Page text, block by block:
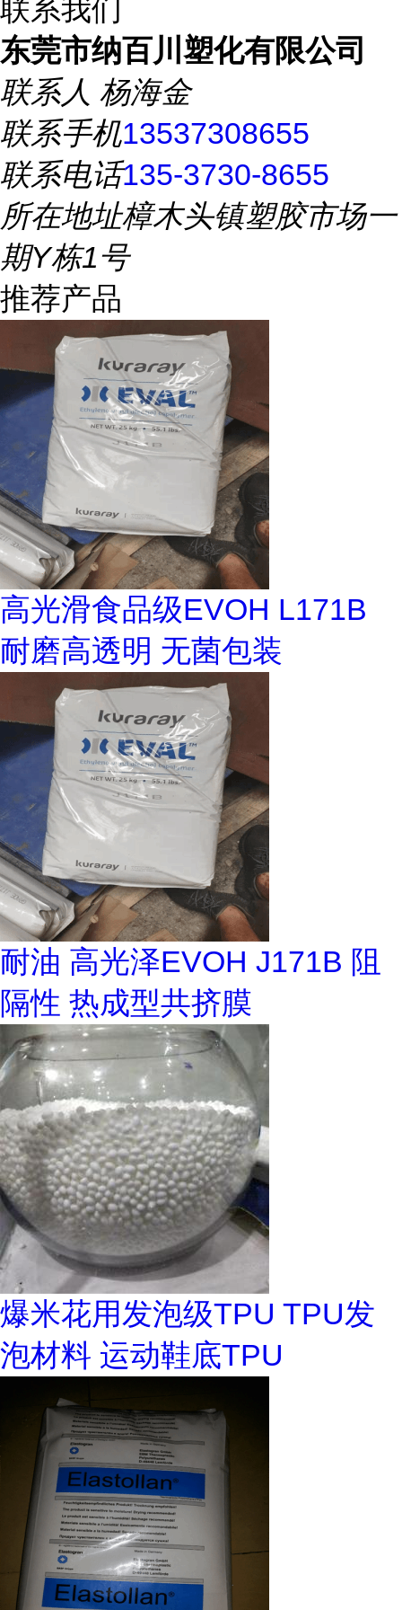
联系我们
东莞市纳百川塑化有限公司
联系人 杨海金
联系手机13537308655
联系电话135-3730-8655
所在地址樟木头镇塑胶市场一
期Y栋1号
推荐产品
高光滑食品级EVOH L171B
耐磨高透明 无菌包装
耐油 高光泽EVOH J171B 阻
隔性 热成型共挤膜
爆米花用发泡级TPU TPU发
泡材料 运动鞋底TPU